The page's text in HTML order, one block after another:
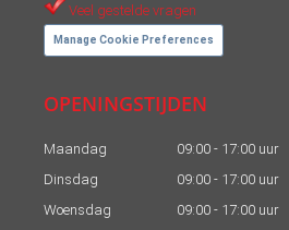
Veel gestelde vragen
Manage Cookie Preferences
OPENINGSTIJDEN
Maandag
09:00 - 17:00 uur
Dinsdag
09:00 - 17:00 uur
Woensdag
09:00 - 17:00 uur